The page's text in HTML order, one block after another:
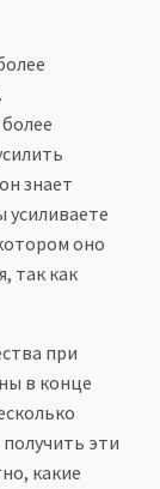
знает
усиливаете
оно
так как
при
в конце
эти
какие